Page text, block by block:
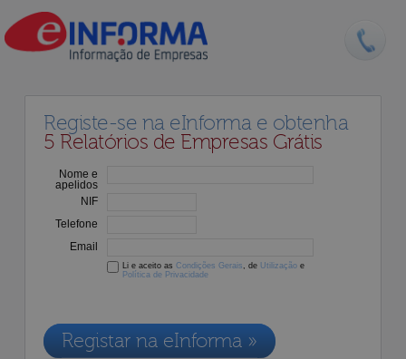
Registe-se na eInforma e obtenha
5 Relatórios de Empresas Grátis
Nome e
apelidos
NIF
Telefone
Email
Li e aceito as Condições Gerais , de Utilização e
Política de Privacidade
Registar na eInforma »